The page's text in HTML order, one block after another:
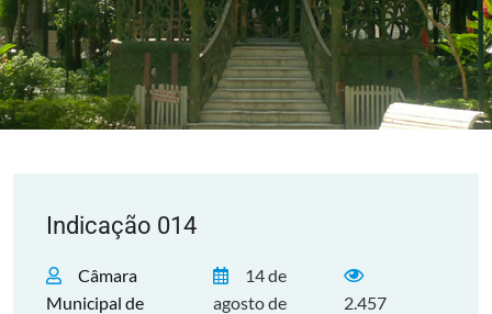
Indicação 014
Câmara
Municipal de
14 de
agosto de
2.457